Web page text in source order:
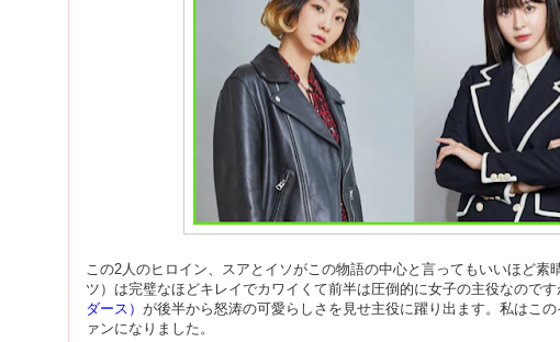
この2人のヒロイン、スアとイソがこの物語の中心と言ってもいいほど素
ツ）は完璧なほどキレイでカワイくて前半は圧倒的に女子の主役なので
ダース） が後半から怒涛の可愛らしさを見せ主役に躍り出ます。私はこの
ァンになりました。